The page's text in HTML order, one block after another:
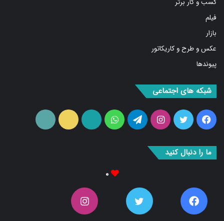
فیلم
بازار
عکس و طرح و کاریکاتور
پیوندها
فیس
بوک
توییتراینستاگرامتلگرامواتس
آپ
آپارات ایتا
۰ ۰ ۰